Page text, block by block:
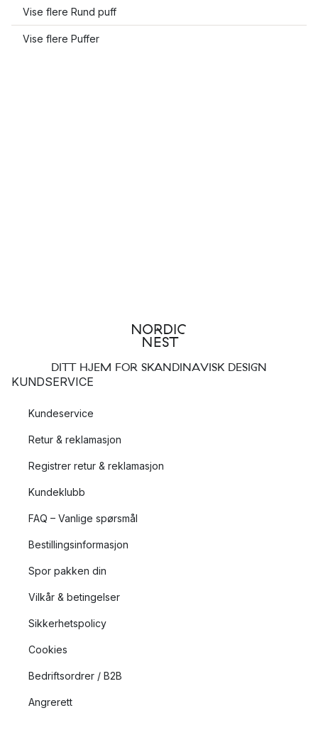
Vise flere Rund puff
Vise flere Puffer
DITT HJEM FOR SKANDINAVISK DESIGN
KUNDSERVICE
Kundeservice
Retur & reklamasjon
Registrer retur & reklamasjon
Kundeklubb
FAQ – Vanlige spørsmål
Bestillingsinformasjon
Spor pakken din
Vilkår & betingelser
Sikkerhetspolicy
Cookies
Bedriftsordrer / B2B
Angrerett